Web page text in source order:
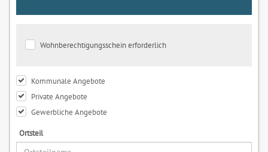
Wohnberechtigungsschein erforderlich
Kommunale Angebote
Private Angebote
Gewerbliche Angebote
Ortsteil